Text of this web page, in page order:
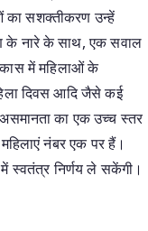
का सशक्तीकरण उन्हें
के नारे के साथ, एक सवाल
में महिलाओं के
दिवस आदि जैसे कई
का एक उच्च स्तर
नंबर एक पर हैं।
स्वतंत्र निर्णय ले सकेंगी।